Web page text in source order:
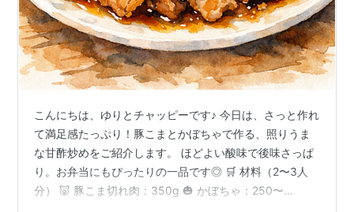
こんにちは、ゆりとチャッピーです♪ 今日は、さっと作れ
て満足感たっぷり！豚こまとかぼちゃで作る、照りうま
な甘酢炒めをご紹介します。 ほどよい酸味で後味さっぱ
り。お弁当にもぴったりの一品です◎ 🛒 材料（2〜3人
分） 🐷 豚こま切れ肉：350g 🎃 かぼちゃ：250〜